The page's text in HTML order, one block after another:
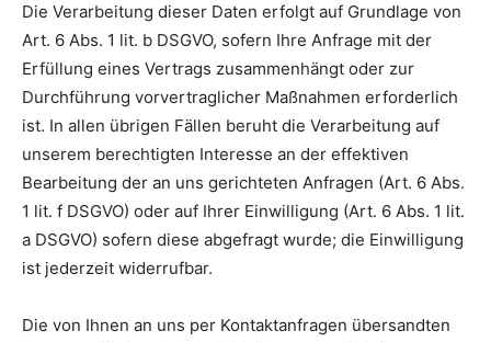
Die Verarbeitung dieser Daten erfolgt auf Grundlage von
Art. 6 Abs. 1 lit. b DSGVO, sofern Ihre Anfrage mit der
Erfüllung eines Vertrags zusammenhängt oder zur
Durchführung vorvertraglicher Maßnahmen erforderlich
ist. In allen übrigen Fällen beruht die Verarbeitung auf
unserem berechtigten Interesse an der effektiven
Bearbeitung der an uns gerichteten Anfragen (Art. 6 Abs.
1 lit. f DSGVO) oder auf Ihrer Einwilligung (Art. 6 Abs. 1 lit.
a DSGVO) sofern diese abgefragt wurde; die Einwilligung
ist jederzeit widerrufbar.
Die von Ihnen an uns per Kontaktanfragen übersandten